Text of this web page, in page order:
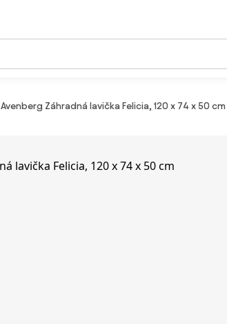
Avenberg Záhradná lavička Felicia, 120 x 74 x 50 cm